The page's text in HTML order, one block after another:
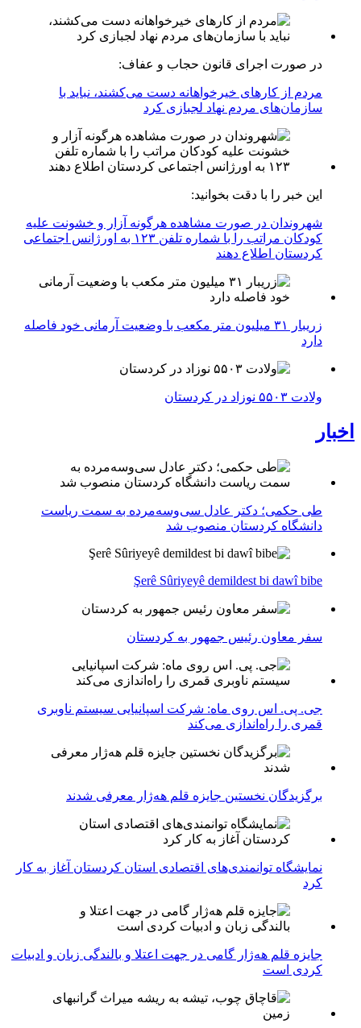
در صورت اجرای قانون حجاب و عفاف:
مردم از کارهای خیرخواهانه دست می‌کشند، نباید با
سازمان‌های مردم نهاد لجبازی کرد
این خبر را با دقت بخوانید:
شهروندان در صورت مشاهده هرگونه آزار و خشونت علیه
کودکان مراتب را با شماره تلفن ۱۲۳ به اورژانس اجتماعی
کردستان اطلاع دهند
زریبار ۳۱ میلیون متر مکعب با وضعیت آرمانی خود فاصله
دارد
ولادت ۵۵۰۳ نوزاد در کردستان
اخبار
طی حکمی؛ دکتر عادل سی‌وسه‌مرده به سمت ریاست
دانشگاه کردستان منصوب شد
Şerê Sûriyeyê demildest bi dawî bibe
سفر معاون رئیس جمهور به کردستان
جی. پی. اس روی ماه: شرکت اسپانیایی سیستم ناوبری
قمری را راه‌اندازی می‌کند
برگزیدگان نخستین جایزه قلم هه‌ژار معرفی شدند
نمایشگاه توانمندی‌های اقتصادی استان کردستان آغاز به کار
کرد
جایزه قلم هه‌ژار گامی در جهت اعتلا و بالندگی زبان و ادبیات
کردی است